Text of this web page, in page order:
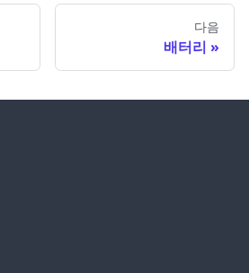
다음
배터리